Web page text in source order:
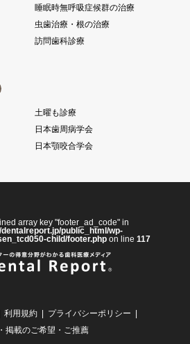
睡眠時無呼吸症候群の治療
虫歯治療・根の治療
訪問歯科診療
土曜も診療
日本歯周病学会
日本顎咬合学会
array key "footer_ad_code" in
public_html/wp-
child/footer.php on line 117
利用規約
プライバシーポリシー
掲載のご希望・ご推薦